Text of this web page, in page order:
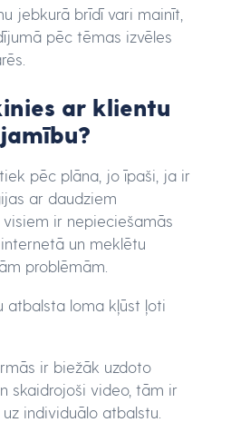
jebkurā brīdī vari mainīt,
pēc tēmas izvēles
ar klientu
pēc plāna, jo īpaši, ja ir
ar daudziem
ir nepieciešamās
un meklētu
problēmām.
atbalsta loma kļūst ļoti
ir biežāk uzdoto
skaidrojoši video, tām ir
individuālo atbalstu.